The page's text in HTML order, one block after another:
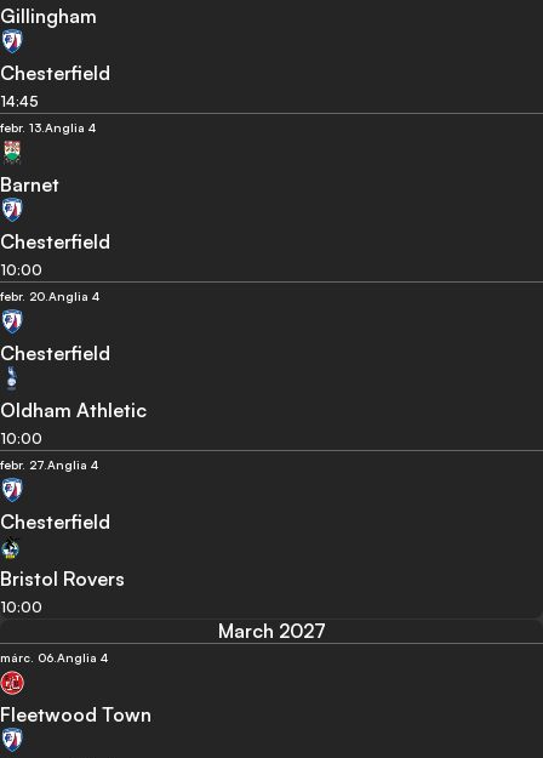
Gillingham
Chesterfield
14:45
febr. 13. Anglia 4
Barnet
Chesterfield
10:00
febr. 20. Anglia 4
Chesterfield
Oldham Athletic
10:00
febr. 27. Anglia 4
Chesterfield
Bristol Rovers
10:00
March 2027
márc. 06. Anglia 4
Fleetwood Town